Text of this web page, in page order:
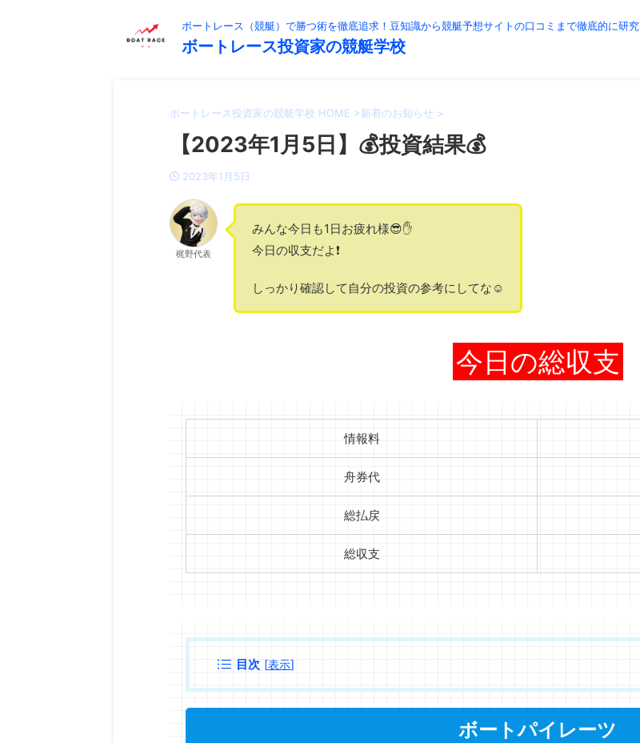
ボートレース（競艇）で勝つ術を徹底追求！豆知識から競艇予想サイトの口コミまで徹底的に研究
ボートレース投資家の競艇学校
ボートレース投資家の競艇学校 HOME >新着のお知らせ >
【2023年1月5日】💰投資結果💰
2023年1月5日
梶野代表
みんな今日も1日お疲れ様😎✋
今日の収支だよ❗️
しっかり確認して自分の投資の参考にしてな☺️
今日の総収支
情報料
舟券代
総払戻
総収支
目次 [表示]
ボートパイレーツ